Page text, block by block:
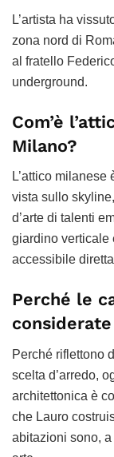
L’artista ha
zona nord di
al fratello
underground.
Com’è
Milano?
L’attico
vista sullo
d’arte di talenti
giardino verticale
accessibile
Perché le
Perché riflettono
scelta d’arredo,
architettonica è
che Lauro
abitazioni sono, a